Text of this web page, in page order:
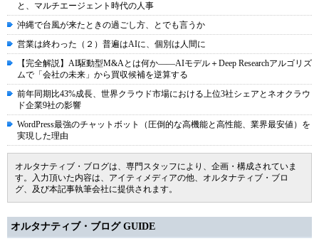
と、マルチエージェント時代の人事
沖縄で台風が来たときの過ごし方、とでも言うか
営業は終わった（２）普遍はAIに、個別は人間に
【完全解説】AI駆動型M&Aとは何か――AIモデル＋Deep Researchアルゴリズ
ムで「会社の未来」から買収候補を逆算する
前年同期比43%成長、世界クラウド市場における上位3社シェアとネオクラウ
ド企業9社の影響
WordPress最強のチャットボット（圧倒的な高機能と高性能、業界最安値）を
実現した理由
オルタナティブ・ブログは、専門スタッフにより、企画・構成されていま
す。入力頂いた内容は、アイティメディアの他、オルタナティブ・ブロ
グ、及び本記事執筆会社に提供されます。
オルタナティブ・ブログ GUIDE